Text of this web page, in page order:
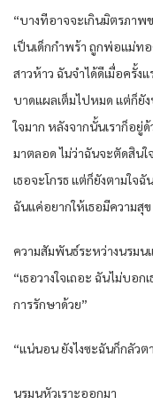
“บางทีอาจจะเกินมิตรภาพ
เป็นเด็กกำพร้า ถูกพ่อแม่ทอ
สาวห้าว ฉันจำได้ดีเมื่อครั้ง
บาดแผลเต็มไปหมด แต่ก็ยั
ใจมาก หลังจากนั้นเราก็อยู่
มาตลอด ไม่ว่าฉันจะตัดสินใ
เธอจะโกรธ แต่ก็ยังตามใจ
ฉันแค่อยากให้เธอมีความสุ
ความสัมพันธ์ระหว่างนรมน
“เธอวางใจเถอะ ฉันไม่บอ
การรักษาด้วย”
“แน่นอน ยังไงซะฉันก็กลัวต
นรมนหัวเราะออกมา